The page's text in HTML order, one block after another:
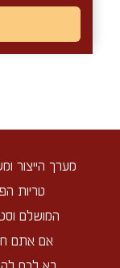
מערך הייצור
טריות
המושלם
אם אתם